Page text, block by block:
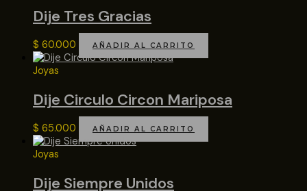
Dije Tres Gracias
$ 60.000 AÑADIR AL CARRITO
Joyas
Dije Circulo Circon Mariposa
$ 65.000 AÑADIR AL CARRITO
Joyas
Dije Siempre Unidos